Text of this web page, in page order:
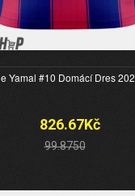
Yamal #10 Domácí Dres
826.67Kč
99.8750